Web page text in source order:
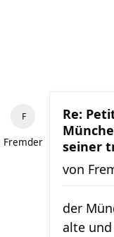
Fremder
Re:
seiner
von
der
alte